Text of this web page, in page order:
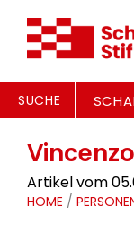
SUCHE
Artikel vom
HOME /